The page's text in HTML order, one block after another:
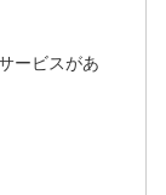
ービスがあ